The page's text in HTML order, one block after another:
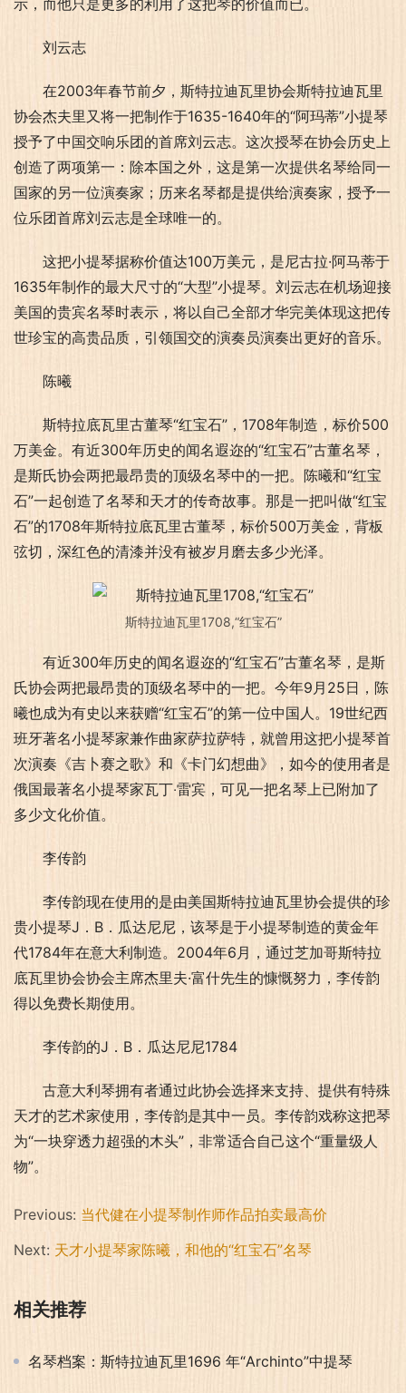
示，而他只是更多的利用了这把琴的价值而已。
刘云志
在2003年春节前夕，斯特拉迪瓦里协会斯特拉迪瓦里
协会杰夫里又将一把制作于1635-1640年的“阿玛蒂”小提琴
授予了中国交响乐团的首席刘云志。这次授琴在协会历史上
创造了两项第一：除本国之外，这是第一次提供名琴给同一
国家的另一位演奏家；历来名琴都是提供给演奏家，授予一
位乐团首席刘云志是全球唯一的。
这把小提琴据称价值达100万美元，是尼古拉·阿马蒂于
1635年制作的最大尺寸的“大型”小提琴。刘云志在机场迎接
美国的贵宾名琴时表示，将以自己全部才华完美体现这把传
世珍宝的高贵品质，引领国交的演奏员演奏出更好的音乐。
陈曦
斯特拉底瓦里古董琴“红宝石”，1708年制造，标价500
万美金。有近300年历史的闻名遐迩的“红宝石”古董名琴，
是斯氏协会两把最昂贵的顶级名琴中的一把。陈曦和“红宝
石”一起创造了名琴和天才的传奇故事。那是一把叫做“红宝
石”的1708年斯特拉底瓦里古董琴，标价500万美金，背板
弦切，深红色的清漆并没有被岁月磨去多少光泽。
斯特拉迪瓦里1708,“红宝石”
有近300年历史的闻名遐迩的“红宝石”古董名琴，是斯
氏协会两把最昂贵的顶级名琴中的一把。今年9月25日，陈
曦也成为有史以来获赠“红宝石”的第一位中国人。19世纪西
班牙著名小提琴家兼作曲家萨拉萨特，就曾用这把小提琴首
次演奏《吉卜赛之歌》和《卡门幻想曲》，如今的使用者是
俄国最著名小提琴家瓦丁‧雷宾，可见一把名琴上已附加了
多少文化价值。
李传韵
李传韵现在使用的是由美国斯特拉迪瓦里协会提供的珍
贵小提琴J．B．瓜达尼尼，该琴是于小提琴制造的黄金年
代1784年在意大利制造。2004年6月，通过芝加哥斯特拉
底瓦里协会协会主席杰里夫·富什先生的慷慨努力，李传韵
得以免费长期使用。
李传韵的J．B．瓜达尼尼1784
古意大利琴拥有者通过此协会选择来支持、提供有特殊
天才的艺术家使用，李传韵是其中一员。李传韵戏称这把琴
为“一块穿透力超强的木头”，非常适合自己这个“重量级人
物”。
Previous: 当代健在小提琴制作师作品拍卖最高价
Next: 天才小提琴家陈曦，和他的“红宝石”名琴
相关推荐
名琴档案：斯特拉迪瓦里1696 年“Archinto”中提琴